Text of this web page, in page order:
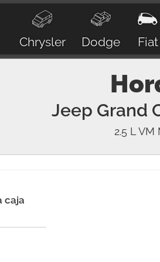
Chrysler Dodge Fiat
Jeep Grand
2.5 L VM
caja